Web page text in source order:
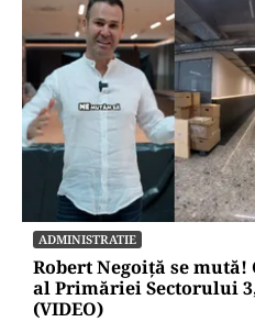
POLITICĂ
Condițiile lui Bolojan
PNL ridică șapte bariere